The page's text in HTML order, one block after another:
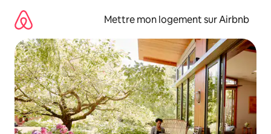
directement
contenu
Mettre mon logement sur Airbnb